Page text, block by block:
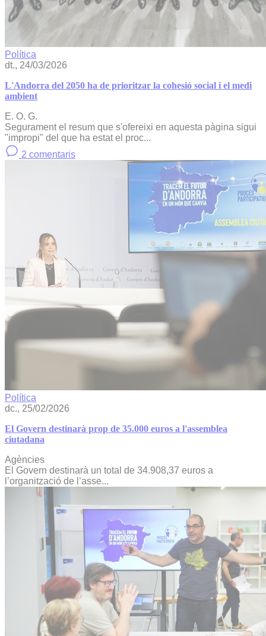
Política
dt., 24/03/2026
L'Andorra del 2050 ha de prioritzar la cohesió social i el medi
ambient
E. O. G.
Segurament el resum que s'ofereixi en aquesta pàgina sigui
"impropi" del que ha estat el proc...
2 comentaris
Política
dc., 25/02/2026
El Govern destinarà prop de 35.000 euros a l'assemblea
ciutadana
Agències
El Govern destinarà un total de 34.908,37 euros a
l’organització de l’asse...